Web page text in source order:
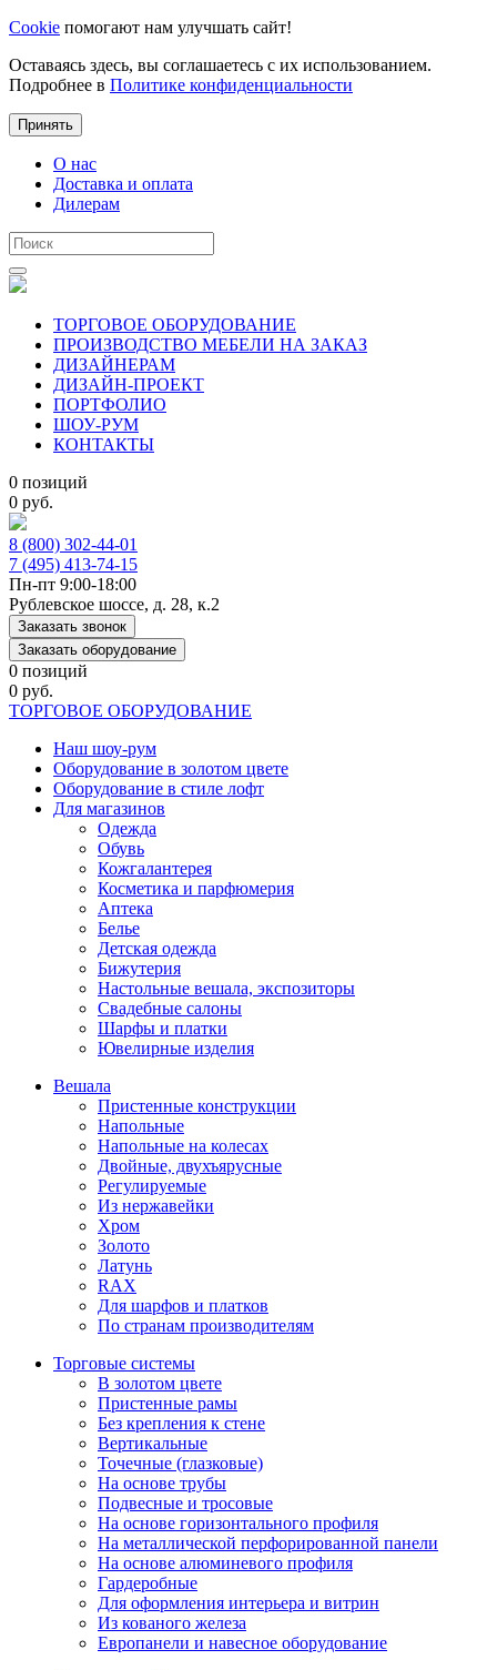
Cookie помогают нам улучшать сайт!
Оставаясь здесь, вы соглашаетесь с их использованием.
Подробнее в Политике конфиденциальности
Принять
О нас
Доставка и оплата
Дилерам
ТОРГОВОЕ ОБОРУДОВАНИЕ
ПРОИЗВОДСТВО МЕБЕЛИ НА ЗАКАЗ
ДИЗАЙНЕРАМ
ДИЗАЙН-ПРОЕКТ
ПОРТФОЛИО
ШОУ-РУМ
КОНТАКТЫ
0 позиций
0 руб.
8 (800) 302-44-01
7 (495) 413-74-15
Пн-пт 9:00-18:00
Рублевское шоссе, д. 28, к.2
Заказать звонок
Заказать оборудование
0 позиций
0 руб.
ТОРГОВОЕ ОБОРУДОВАНИЕ
Наш шоу-рум
Оборудование в золотом цвете
Оборудование в стиле лофт
Для магазинов
Одежда
Обувь
Кожгалантерея
Косметика и парфюмерия
Аптека
Белье
Детская одежда
Бижутерия
Настольные вешала, экспозиторы
Свадебные салоны
Шарфы и платки
Ювелирные изделия
Вешала
Пристенные конструкции
Напольные
Напольные на колесах
Двойные, двухъярусные
Регулируемые
Из нержавейки
Хром
Золото
Латунь
RAX
Для шарфов и платков
По странам производителям
Торговые системы
В золотом цвете
Пристенные рамы
Без крепления к стене
Вертикальные
Точечные (глазковые)
На основе трубы
Подвесные и тросовые
На основе горизонтального профиля
На металлической перфорированной панели
На основе алюминевого профиля
Гардеробные
Для оформления интерьера и витрин
Из кованого железа
Европанели и навесное оборудование